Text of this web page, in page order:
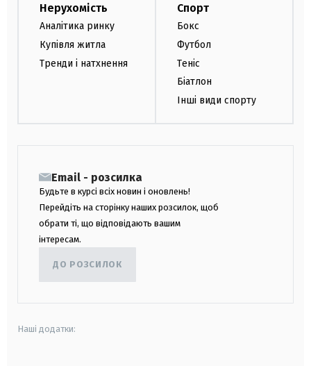
Нерухомість
Аналітика ринку
Купівля житла
Тренди і натхнення
Спорт
Бокс
Футбол
Теніс
Біатлон
Інші види спорту
Email - розсилка
Будьте в курсі всіх новин і оновлень!
Перейдіть на сторінку наших розсилок, щоб
обрати ті, що відповідають вашим
інтересам.
ДО РОЗСИЛОК
Наші додатки: